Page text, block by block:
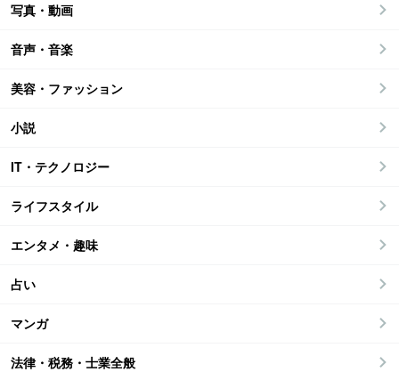
写真・動画
音声・音楽
美容・ファッション
小説
IT・テクノロジー
ライフスタイル
エンタメ・趣味
占い
マンガ
法律・税務・士業全般